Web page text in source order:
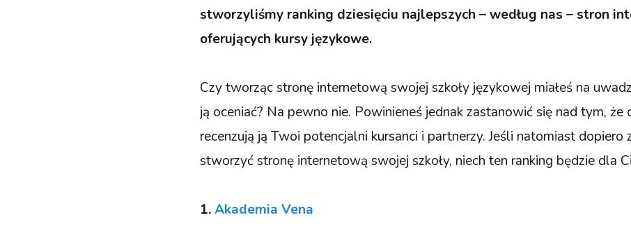
stworzyliśmy ranking dziesięciu najlepszych – według nas – stron
oferujących kursy językowe.
Czy tworząc stronę internetową swojej szkoły językowej miałeś na
ją oceniać? Na pewno nie. Powinieneś jednak zastanowić się nad tym, że
recenzują ją Twoi potencjalni kursanci i partnerzy. Jeśli natomiast dopiero
stworzyć stronę internetową swojej szkoły, niech ten ranking będzie dla
1.Akademia Vena